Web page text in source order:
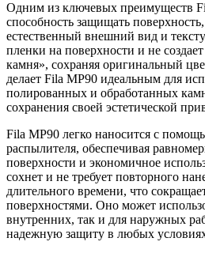
Одним из ключевых преимуществ
способность защищать
естественный внешний вид и
пленки на поверхности и не
камня», сохраняя оригинальный
делает Fila MP90 идеальным для
полированных и обработанных
сохранения своей эстетической
Fila MP90 легко наносится с
распылителя, обеспечивая
поверхности и экономичное
сохнет и не требует повторного
длительного времени, что
поверхностями. Оно может
внутренних, так и для наружных
надежную защиту в любых